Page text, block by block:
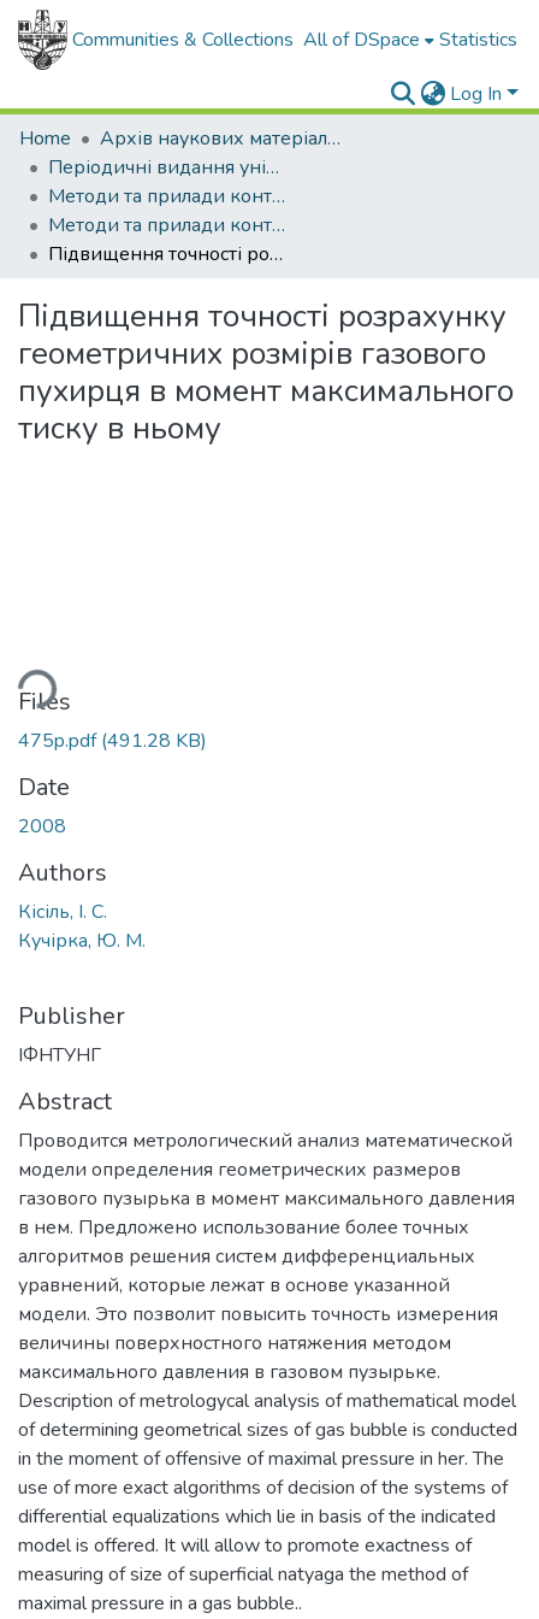
Communities & Collections All of DSpace Statistics
Log In
Home
Архів наукових матеріалів
Періодичні видання університету
Методи та прилади контролю якості
Методи та прилади контролю якості - 2008 - №20
Підвищення точності розрахунку геометричних розмірів газового пухирця в момент максимального тиску в ньому
Підвищення точності розрахунку
геометричних розмірів газового
пухирця в момент максимального
тиску в ньому
Files
475p.pdf(491.28 KB)
Date
2008
Authors
Кісіль, І. С.
Кучірка, Ю. М.
Publisher
ІФНТУНГ
Abstract
Проводится метрологический анализ математической
модели определения геометрических размеров
газового пузырька в момент максимального давления
в нем. Предложено использование более точных
алгоритмов решения систем дифференциальных
уравнений, которые лежат в основе указанной
модели. Это позволит повысить точность измерения
величины поверхностного натяжения методом
максимального давления в газовом пузырьке.
Description of metrologycal analysis of mathematical model
of determining geometrical sizes of gas bubble is conducted
in the moment of offensive of maximal pressure in her. The
use of more exact algorithms of decision of the systems of
differential equalizations which lie in basis of the indicated
model is offered. It will allow to promote exactness of
measuring of size of superficial natyaga the method of
maximal pressure in a gas bubble..